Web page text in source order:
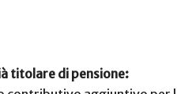
titolare di pensione: